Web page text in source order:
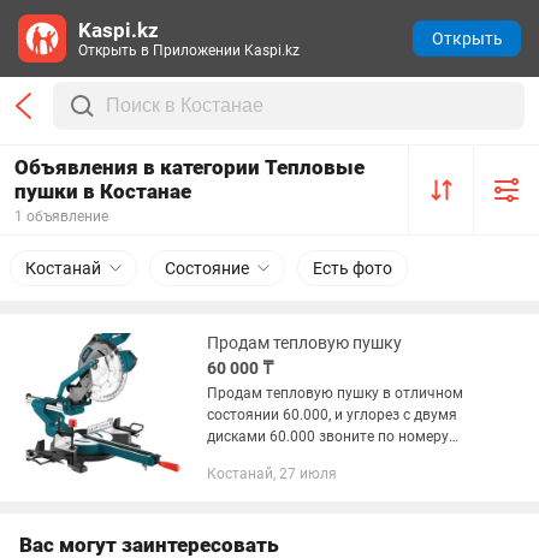
Объявления в категории Тепловые
пушки в Костанае
1 объявление
Костанай Состояние Есть фото
Продам тепловую пушку
60 000 ₸
Продам тепловую пушку в отличном
состоянии 60.000, и углорез с двумя
дисками 60.000 звоните по номеру
Костанай, 27 июля
Вас могут заинтересовать
Kaspi.kz
Открыть в Приложении Kaspi.kz
Открыть